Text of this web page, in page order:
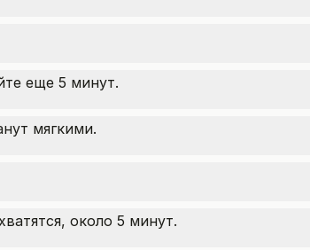
еще 5 минут.
мягкими.
около 5 минут.